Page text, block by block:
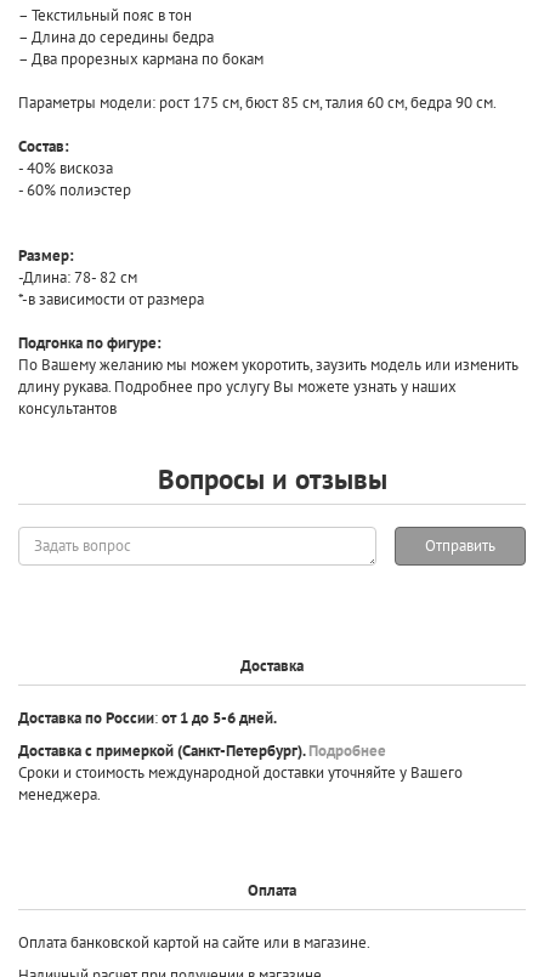
– Текстильный пояс в тон
– Длина до середины бедра
– Два прорезных кармана по бокам
Параметры модели: рост 175 см, бюст 85 см, талия 60 см, бедра 90 см.
Состав:
- 40% вискоза
- 60% полиэстер
Размер:
-Длина: 78- 82 cм
*-в зависимости от размера
Подгонка по фигуре:
По Вашему желанию мы можем укоротить, заузить модель или изменить
длину рукава. Подробнее про услугу Вы можете узнать у наших
консультантов
Вопросы и отзывы
Задать
вопрос
Отправить
Доставка
Доставка по России:от 1 до 5-6 дней.
Доставка с примеркой(Санкт-Петербург).Подробнее
Сроки и стоимость международной доставки уточняйте у Вашего
менеджера.
Оплата
Оплата банковской картой на сайте или в магазине.